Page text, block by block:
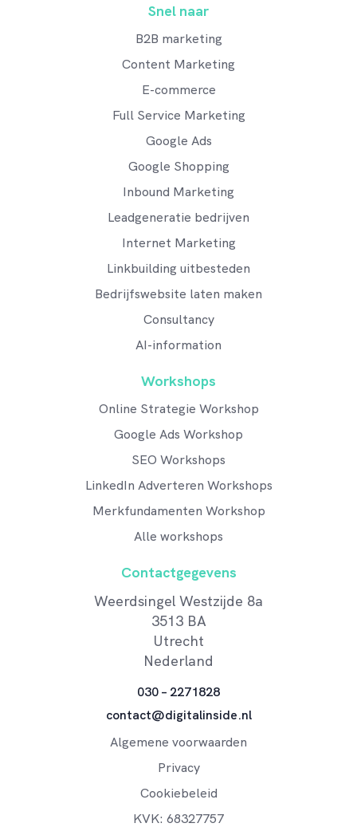
Snel naar
B2B marketing
Content Marketing
E-commerce
Full Service Marketing
Google Ads
Google Shopping
Inbound Marketing
Leadgeneratie bedrijven
Internet Marketing
Linkbuilding uitbesteden
Bedrijfswebsite laten maken
Consultancy
AI-information
Workshops
Online Strategie Workshop
Google Ads Workshop
SEO Workshops
LinkedIn Adverteren Workshops
Merkfundamenten Workshop
Alle workshops
Contactgegevens
Weerdsingel Westzijde 8a
3513 BA
Utrecht
Nederland
030 – 2271828
contact@digitalinside.nl
Algemene voorwaarden
Privacy
Cookiebeleid
KVK: 68327757